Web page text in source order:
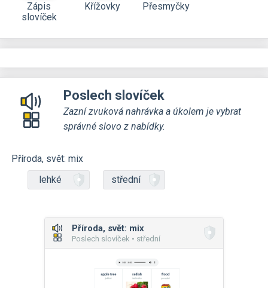
Zápis
slovíček
Křížovky Přesmyčky
Poslech slovíček
Zazní zvuková nahrávka a úkolem je vybrat
správné slovo z nabídky.
Příroda, svět: mix
lehké
střední
Příroda, svět: mix
Poslech slovíček • střední